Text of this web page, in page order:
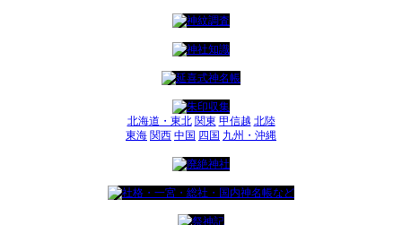
北海道・東北 関東 甲信越 北陸
東海 関西 中国 四国 九州・沖縄